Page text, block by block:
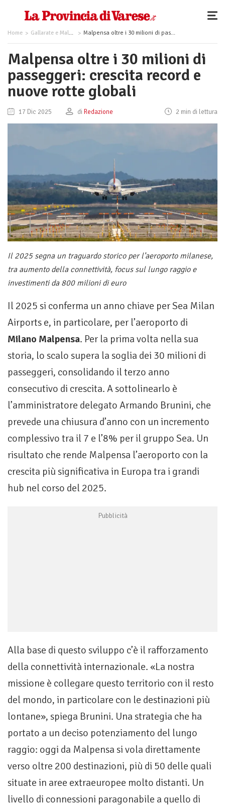
Home Gallarate e Malpensa Malpensa oltre i 30 milioni di passeggeri: crescita record e nuove rotte globali
Malpensa oltre i 30 milioni di
passeggeri: crescita record e
nuove rotte globali
17 Dic 2025 di Redazione 2 min di lettura
Il 2025 segna un traguardo storico per l’aeroporto milanese,
tra aumento della connettività, focus sul lungo raggio e
investimenti da 800 milioni di euro
Il 2025 si conferma un anno chiave per Sea Milan
Airports e, in particolare, per l’aeroporto di
Milano Malpensa. Per la prima volta nella sua
storia, lo scalo supera la soglia dei 30 milioni di
passeggeri, consolidando il terzo anno
consecutivo di crescita. A sottolinearlo è
l’amministratore delegato Armando Brunini, che
prevede una chiusura d’anno con un incremento
complessivo tra il 7 e l’8% per il gruppo Sea. Un
risultato che rende Malpensa l’aeroporto con la
crescita più significativa in Europa tra i grandi
hub nel corso del 2025.
Alla base di questo sviluppo c’è il rafforzamento
della connettività internazionale. «La nostra
missione è collegare questo territorio con il resto
del mondo, in particolare con le destinazioni più
lontane», spiega Brunini. Una strategia che ha
portato a un deciso potenziamento del lungo
raggio: oggi da Malpensa si vola direttamente
verso oltre 200 destinazioni, più di 50 delle quali
situate in aree extraeuropee molto distanti. Un
livello di connessioni paragonabile a quello di